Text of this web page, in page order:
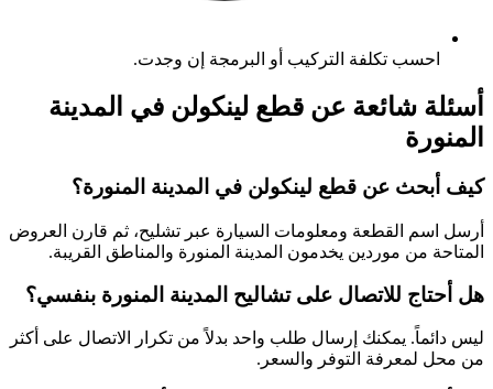
احسب تكلفة التركيب أو البرمجة إن وجدت.
أسئلة شائعة عن قطع لينكولن في المدينة
المنورة
كيف أبحث عن قطع لينكولن في المدينة المنورة؟
أرسل اسم القطعة ومعلومات السيارة عبر تشليح، ثم قارن العروض
المتاحة من موردين يخدمون المدينة المنورة والمناطق القريبة.
هل أحتاج للاتصال على تشاليح المدينة المنورة بنفسي؟
ليس دائماً. يمكنك إرسال طلب واحد بدلاً من تكرار الاتصال على أكثر
من محل لمعرفة التوفر والسعر.